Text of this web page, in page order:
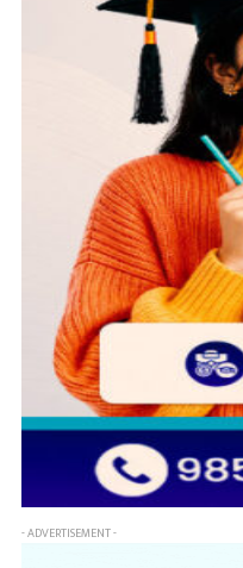
- ADVERTISEMENT -